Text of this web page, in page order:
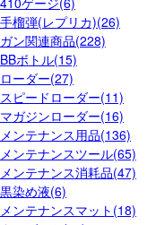
手榴弾(レプリカ)(26)
ガン関連商品(228)
BBボトル(15)
ローダー(27)
スピードローダー(11)
マガジンローダー(16)
メンテナンス用品(136)
メンテナンスツール(65)
メンテナンス消耗品(47)
黒染め液(6)
メンテナンスマット(18)